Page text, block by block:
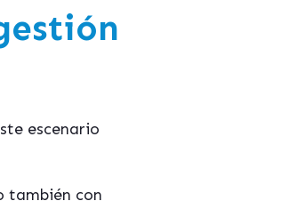
escenario
también con